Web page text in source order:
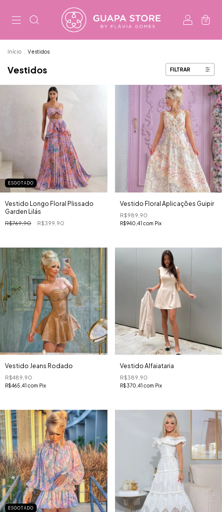
0
Início Vestidos
Vestidos FILTRAR
ESGOTADO
Vestido Longo Floral Plissado
Garden Lilás
R$769,90 R$399,90
Vestido Floral Aplicações Guipir
R$989,90
R$940,41 com Pix
Vestido Jeans Rodado
R$489,90
R$465,41 com Pix
Vestido Alfaiataria
R$389,90
R$370,41 com Pix
ESGOTADO